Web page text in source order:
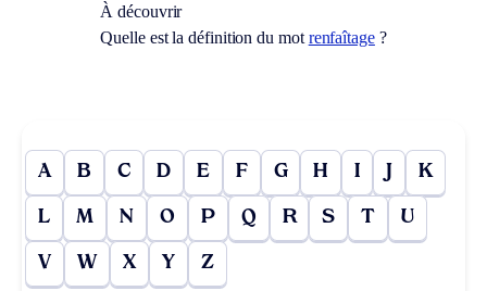
À découvrir
Quelle est la définition du mot renfaîtage?
A B C D E F G H I J K
L M N O P Q R S T U
V W X Y Z